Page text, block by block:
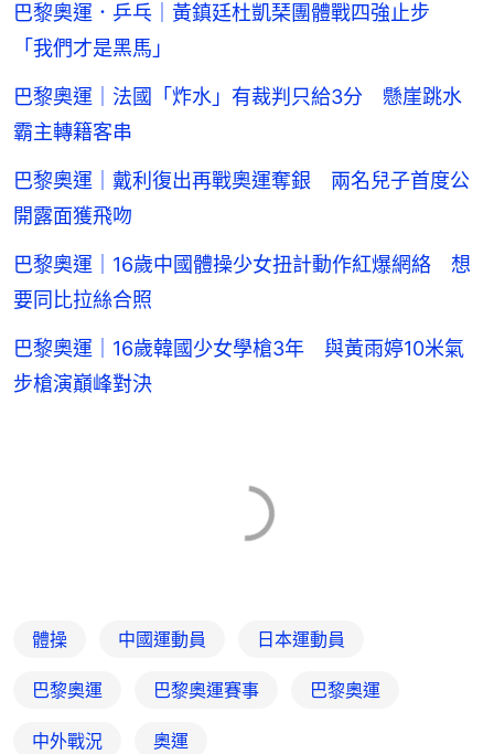
巴黎奧運．乒乓｜黃鎮廷杜凱琹團體戰四強止步
「我們才是黑馬」
巴黎奧運｜法國「炸水」有裁判只給3分 懸崖跳水
霸主轉籍客串
巴黎奧運｜戴利復出再戰奧運奪銀 兩名兒子首度公
開露面獲飛吻
巴黎奧運｜16歲中國體操少女扭計動作紅爆網絡 想
要同比拉絲合照
巴黎奧運｜16歲韓國少女學槍3年 與黃雨婷10米氣
步槍演巔峰對決
體操 中國運動員 日本運動員
巴黎奧運 巴黎奧運賽事 巴黎奧運
中外戰況 奧運